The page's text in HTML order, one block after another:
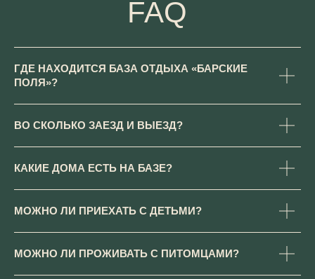
ГДЕ НАХОДИТСЯ БАЗА ОТДЫХА «БАРСКИЕ
ПОЛЯ»?
ВО СКОЛЬКО ЗАЕЗД И ВЫЕЗД?
КАКИЕ ДОМА ЕСТЬ НА БАЗЕ?
МОЖНО ЛИ ПРИЕХАТЬ С ДЕТЬМИ?
МОЖНО ЛИ ПРОЖИВАТЬ С ПИТОМЦАМИ?
Получить обратный звонок